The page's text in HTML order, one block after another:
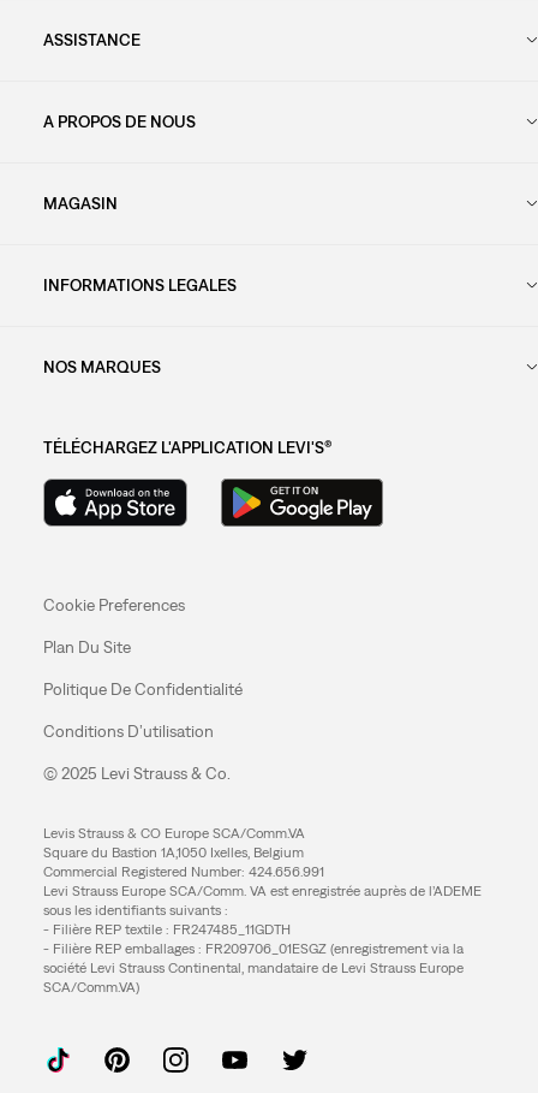
ASSISTANCE
A PROPOS DE NOUS
MAGASIN
INFORMATIONS LEGALES
NOS MARQUES
TÉLÉCHARGEZ L'APPLICATION LEVI'S®
Cookie Preferences
Plan Du Site
Politique De Confidentialité
Conditions D’utilisation
© 2025 Levi Strauss & Co.
Levis Strauss & CO Europe SCA/Comm.VA
Square du Bastion 1A,1050 Ixelles, Belgium
Commercial Registered Number: 424.656.991
Levi Strauss Europe SCA/Comm. VA est enregistrée auprès de l’ADEME
sous les identifiants suivants :
- Filière REP textile : FR247485_11GDTH
- Filière REP emballages : FR209706_01ESGZ (enregistrement via la
société Levi Strauss Continental, mandataire de Levi Strauss Europe
SCA/Comm.VA)